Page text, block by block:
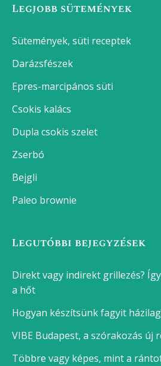
Legjobb sütemények
Sütemények, süti receptek
Darázsfészek
Epres-marcipános süti
Csokis kalács
Dupla csokis szelet
Zserbó
Bejgli
Paleo brownie
Legutóbbi bejegyzések
Direkt vagy indirekt grillezés?
a hőt
Hogyan készítsünk fagyit
VIBE Budapest, a szórakozás új
Többre vagy képes, mint a